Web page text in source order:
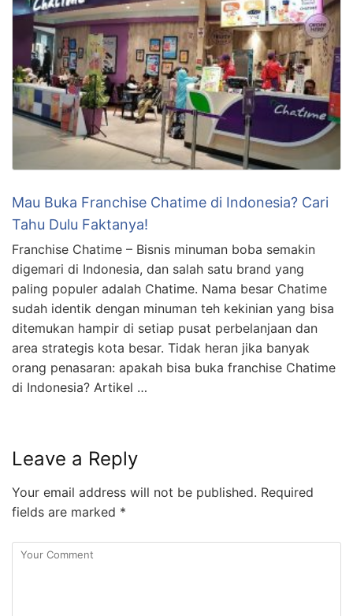
Mau Buka Franchise Chatime di Indonesia? Cari
Tahu Dulu Faktanya!
Franchise Chatime – Bisnis minuman boba semakin
digemari di Indonesia, dan salah satu brand yang
paling populer adalah Chatime. Nama besar Chatime
sudah identik dengan minuman teh kekinian yang bisa
ditemukan hampir di setiap pusat perbelanjaan dan
area strategis kota besar. Tidak heran jika banyak
orang penasaran: apakah bisa buka franchise Chatime
di Indonesia? Artikel …
Leave a Reply
Your email address will not be published. Required
fields are marked *